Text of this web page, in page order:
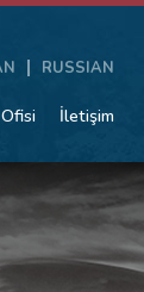
RUSSIAN
İletişim